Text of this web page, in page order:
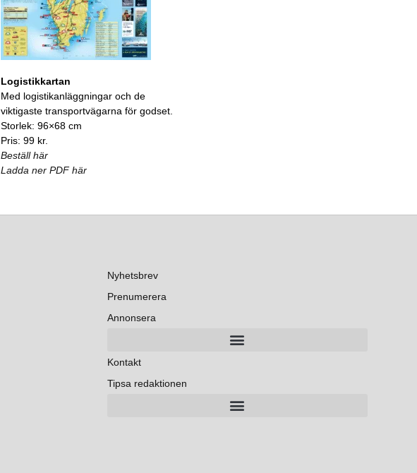
Logistikkartan
Med logistikanläggningar och de
viktigaste transportvägarna för godset.
Storlek: 96×68 cm
Pris: 99 kr.
Beställ här
Ladda ner PDF här
Nyhetsbrev
Prenumerera
Annonsera
Kontakt
Tipsa redaktionen